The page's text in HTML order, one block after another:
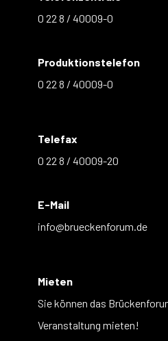
0 22 8 / 40009-0
Produktionstelefon
0 22 8 / 40009-0
Telefax
0 22 8 / 40009-20
E-Mail
info@brueckenforum.de
Mieten
Sie können das
Veranstaltung mieten!